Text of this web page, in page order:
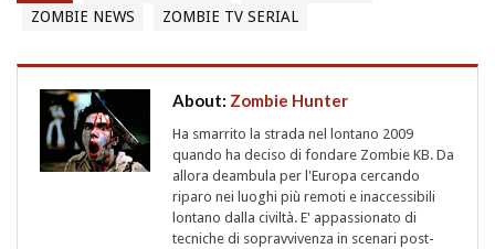
ZOMBIE NEWS
ZOMBIE TV SERIAL
About: Zombie Hunter
Ha smarrito la strada nel lontano 2009
quando ha deciso di fondare Zombie KB. Da
allora deambula per l'Europa cercando
riparo nei luoghi più remoti e inaccessibili
lontano dalla civiltà. E' appassionato di
tecniche di sopravvivenza in scenari post-